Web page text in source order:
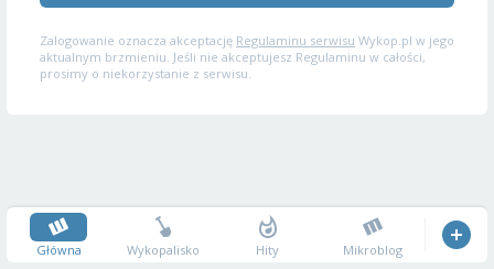
Zalogowanie oznacza akceptację Regulaminu serwisu Wykop.pl w jego
aktualnym brzmieniu. Jeśli nie akceptujesz Regulaminu w całości,
prosimy o niekorzystanie z serwisu.
Główna Wykopalisko Hity Mikroblog